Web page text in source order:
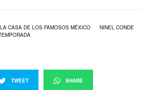
LA CASA DE LOS FAMOSOS MÉXICO
NINEL CONDE
TWEET SHARE